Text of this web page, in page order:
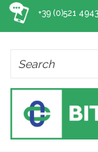
+39 (0)521